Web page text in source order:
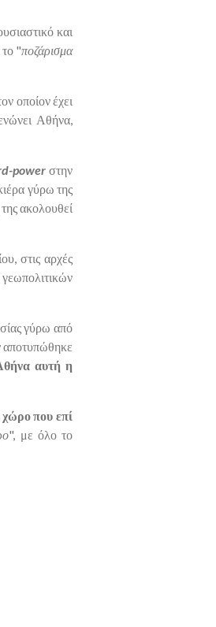
και
το "ποζάρισμα
οποίον έχει
Αθήνα,
power στην
γύρω της
ακολουθεί
στις αρχές
γύρω από
αποτυπώθηκε
αυτή η
που επί
", με όλο το